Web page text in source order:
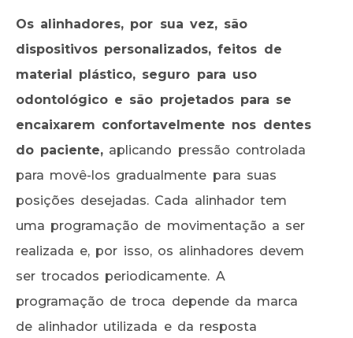
Os alinhadores, por sua vez, são
dispositivos personalizados, feitos de
material plástico, seguro para uso
odontológico e são projetados para se
encaixarem confortavelmente nos dentes
do paciente, aplicando pressão controlada
para movê-los gradualmente para suas
posições desejadas. Cada alinhador tem
uma programação de movimentação a ser
realizada e, por isso, os alinhadores devem
ser trocados periodicamente. A
programação de troca depende da marca
de alinhador utilizada e da resposta